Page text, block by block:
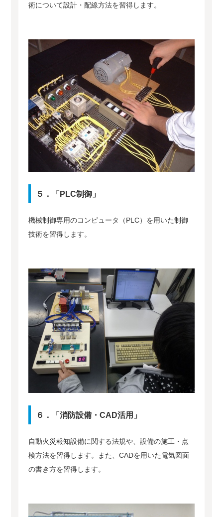
術について設計・配線方法を習得します。
５．「PLC制御」
機械制御専用のコンピュータ（PLC）を用いた制御
技術を習得します。
６．「消防設備・CAD活用」
自動火災報知設備に関する法規や、設備の施工・点
検方法を習得します。また、CADを用いた電気図面
の書き方を習得します。